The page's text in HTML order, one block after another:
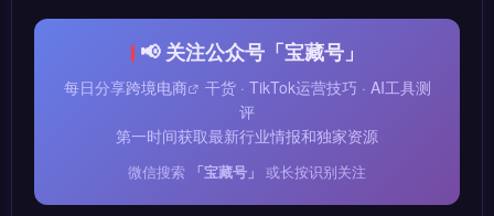
📢 关注公众号「宝藏号」
每日分享跨境电商
干货 · TikTok运营技巧 · AI工具测
评
第一时间获取最新行业情报和独家资源
微信搜索 「宝藏号」 或长按识别关注